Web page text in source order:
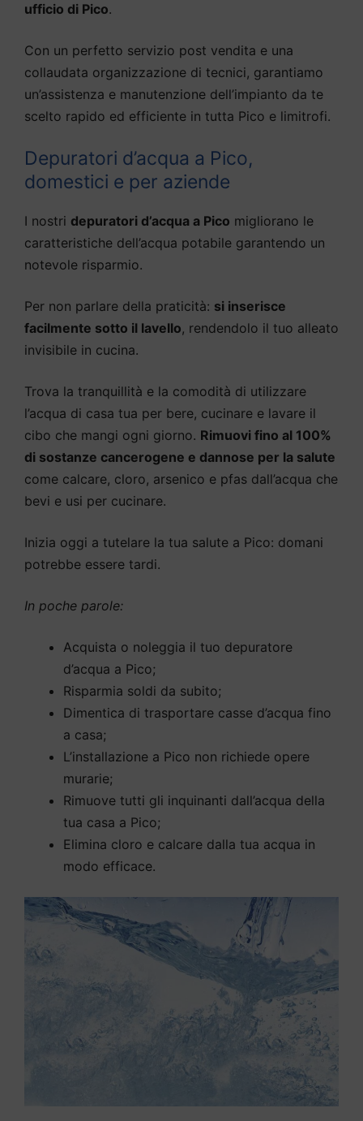
ufficio di Pico.
Con un perfetto servizio post vendita e una
collaudata organizzazione di tecnici, garantiamo
un’assistenza e manutenzione dell’impianto da te
scelto rapido ed efficiente in tutta Pico e limitrofi.
Depuratori d’acqua a Pico,
domestici e per aziende
I nostri depuratori d’acqua a Pico migliorano le
caratteristiche dell’acqua potabile garantendo un
notevole risparmio.
Per non parlare della praticità: si inserisce
facilmente sotto il lavello, rendendolo il tuo alleato
invisibile in cucina.
Trova la tranquillità e la comodità di utilizzare
l’acqua di casa tua per bere, cucinare e lavare il
cibo che mangi ogni giorno. Rimuovi fino al 100%
di sostanze cancerogene e dannose per la salute
come calcare, cloro, arsenico e pfas dall’acqua che
bevi e usi per cucinare.
Inizia oggi a tutelare la tua salute a Pico: domani
potrebbe essere tardi.
In poche parole:
Acquista o noleggia il tuo depuratore
d’acqua a Pico;
Risparmia soldi da subito;
Dimentica di trasportare casse d’acqua fino
a casa;
L’installazione a Pico non richiede opere
murarie;
Rimuove tutti gli inquinanti dall’acqua della
tua casa a Pico;
Elimina cloro e calcare dalla tua acqua in
modo efficace.